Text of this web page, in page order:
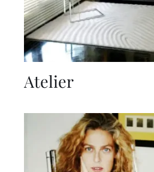
Atelier